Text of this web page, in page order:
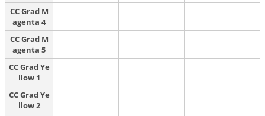
CC Grad M
agenta 4
CC Grad M
agenta 5
CC Grad Ye
llow 1
CC Grad Ye
llow 2